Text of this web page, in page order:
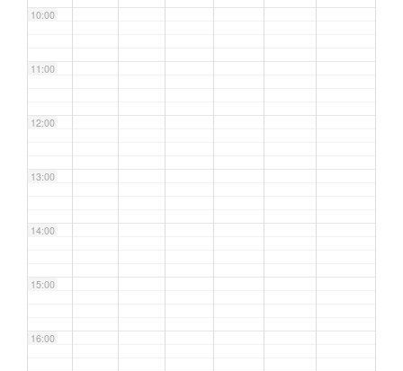
10:00
11:00
12:00
13:00
14:00
15:00
16:00